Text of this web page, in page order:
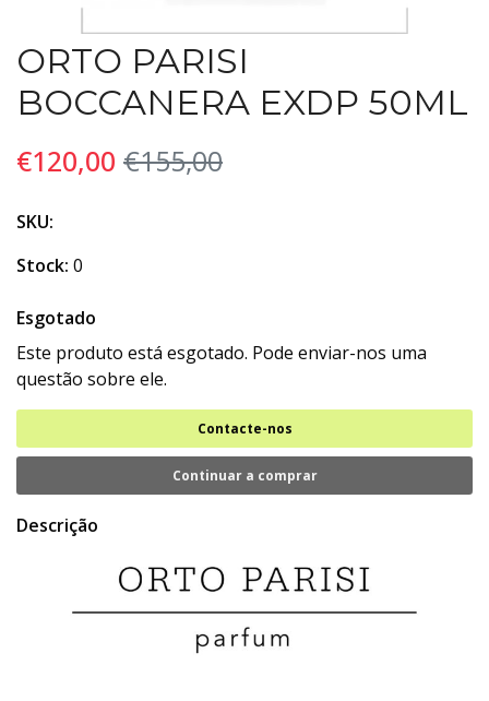
ORTO PARISI
BOCCANERA EXDP 50ML
€120,00 €155,00
SKU:
Stock: 0
Esgotado
Este produto está esgotado. Pode enviar-nos uma
questão sobre ele.
Contacte-nos
Continuar a comprar
Descrição